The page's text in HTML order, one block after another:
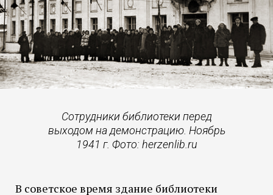
Сотрудники библиотеки перед
выходом на демонстрацию. Ноябрь
1941 г. Фото: herzenlib.ru
В советское время здание библиотеки